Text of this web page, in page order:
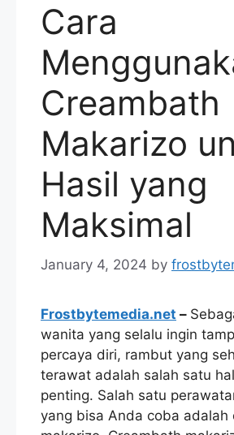
Cara
Creambath
Makarizo
Hasil yang
Maksimal
January 4, 2024 by
Frostbytemedia.net –
wanita yang selalu ingin
percaya diri, rambut yang
terawat adalah salah satu
penting. Salah satu
yang bisa Anda coba adalah